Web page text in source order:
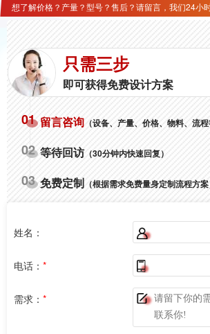
想了解价格？产量？型号？售后？请留言，我们24小
只需三步
即可获得免费设计方案
01 留言咨询（设备、产量、价格、物料、流程
02 等待回访（30分钟内快速回复）
03 免费定制（根据需求免费量身定制流程方
姓名：
电话： *
需求： *